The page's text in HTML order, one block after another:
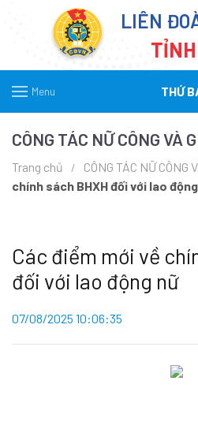
LIÊN
TỈNH
Menu THỨ
CÔNG TÁC NỮ CÔNG VÀ
Trang chủ CÔNG TÁC NỮ CÔNG
chính sách BHXH đối với lao
Các điểm mới về
đối với lao động nữ
07/08/2025 10:06:35